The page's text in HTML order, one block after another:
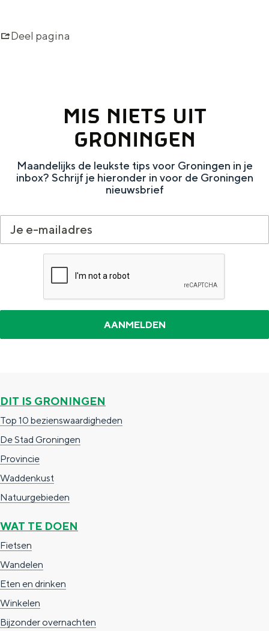
r Deel pagina
MIS NIETS UIT
GRONINGEN
Maandelijks de leukste tips voor Groningen in je
inbox? Schrijf je hieronder in voor de Groningen
nieuwsbrief
DIT IS GRONINGEN
Top 10 bezienswaardigheden
De Stad Groningen
Provincie
Waddenkust
Natuurgebieden
WAT TE DOEN
Fietsen
Wandelen
Eten en drinken
Winkelen
Bijzonder overnachten